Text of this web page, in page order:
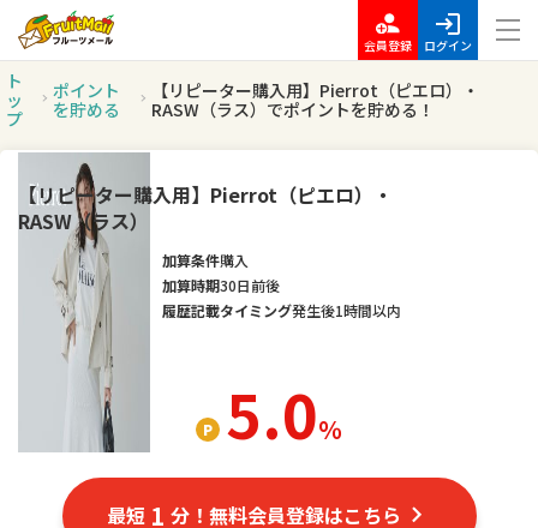
会員登録 ログイン
ト
ッ
プ
ポイント
を貯める
【リピーター購入用】Pierrot（ピエロ）・
RASW（ラス）でポイントを貯める！
【リピーター購入用】Pierrot（ピエロ）・
RASW（ラス）
5.0％
加算条件購入
加算時期30日前後
履歴記載タイミング発生後1時間以内
最短 1 分！無料会員登録はこちら